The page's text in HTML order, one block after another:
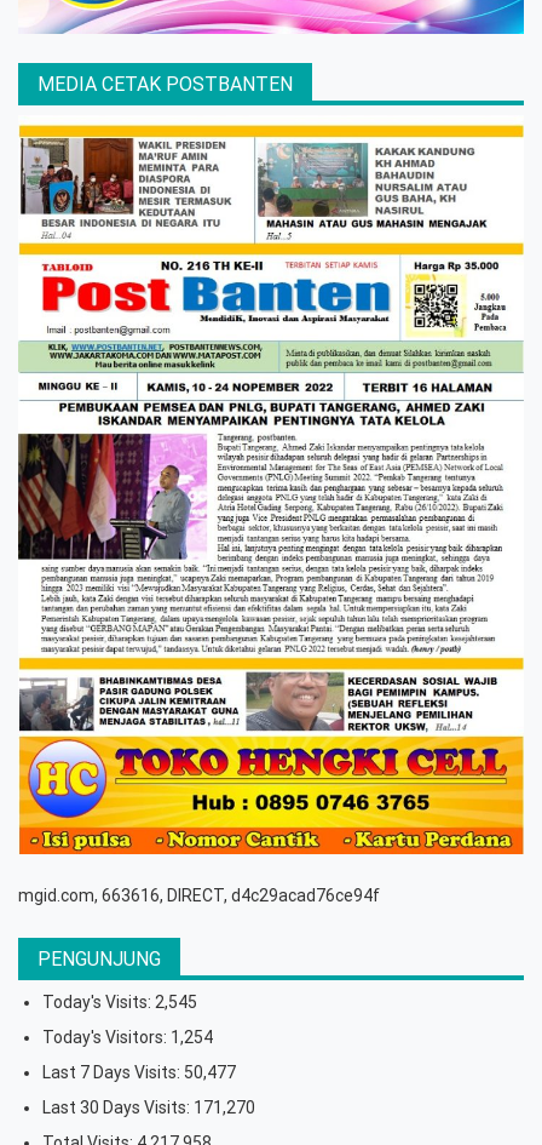
MEDIA CETAK POSTBANTEN
mgid.com, 663616, DIRECT, d4c29acad76ce94f
PENGUNJUNG
Today's Visits: 2,545
Today's Visitors: 1,254
Last 7 Days Visits: 50,477
Last 30 Days Visits: 171,270